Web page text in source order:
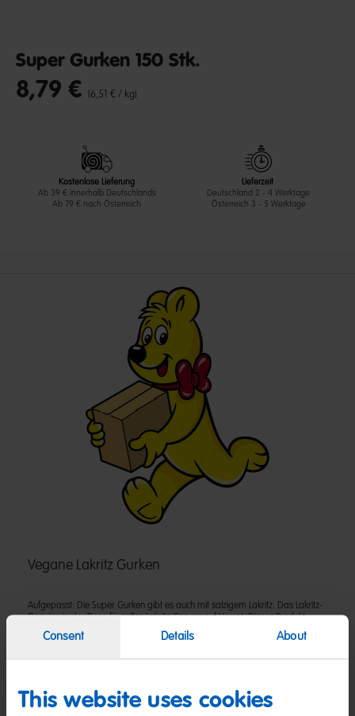
Consent Details About
This website uses cookies
Super Gurken 150 Stk.
undefined out of 5 Customer Rating
8,79 € (6,51 € / kg)
Kostenlose Lieferung
Ab 39 € innerhalb Deutschlands
Ab 79 € nach Österreich
Lieferzeit
Deutschland 2 - 4 Werktage
Österreich 3 - 5 Werktage
Vegane Lakritz Gurken
Aufgepasst: Die Super Gurken gibt es auch mit salzigem Lakritz. Das Lakritz-
Gemüse in der Dose für vollen Lakritz-Genuss auf Vorrat. Dieses Produkt
wurde vom Vegetarierbund Deutschland e. V. mit dem so genannten „V-
Label“ als vegan zertifiziert.
Zutaten
(D) Fruchtgummi | Zutaten: Glukosesirup; Zucker; Stärke; Säuerungsmittel: